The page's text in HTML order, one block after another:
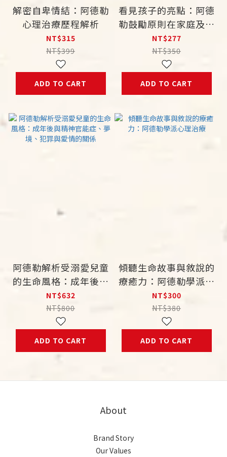
解密自卑情結：阿德勒
心理治療歷程解析
NT$315
NT$399
ADD TO CART
看見孩子的亮點：阿德
勒鼓勵原則在家庭及學
校中的運用
NT$277
NT$350
ADD TO CART
阿德勒解析受溺愛兒童
的生命風格：成年後與
精神官能症、夢境、犯
罪與愛情的關係
NT$632
NT$800
ADD TO CART
傾聽生命故事與敘說的
療癒力：阿德勒學派心
理治療
NT$300
NT$380
ADD TO CART
About
Brand Story
Our Values